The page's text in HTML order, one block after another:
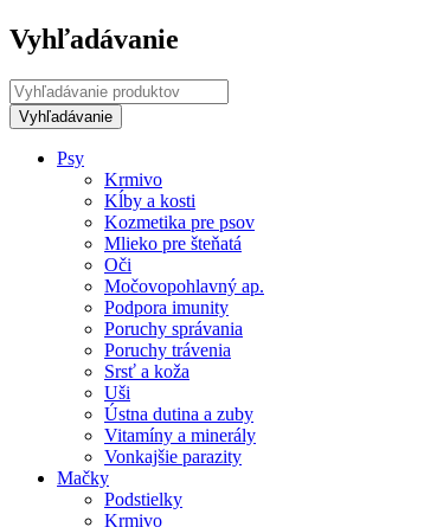
Vyhľadávanie
Psy
Krmivo
Kĺby a kosti
Kozmetika pre psov
Mlieko pre šteňatá
Oči
Močovopohlavný ap.
Podpora imunity
Poruchy správania
Poruchy trávenia
Srsť a koža
Uši
Ústna dutina a zuby
Vitamíny a minerály
Vonkajšie parazity
Mačky
Podstielky
Krmivo